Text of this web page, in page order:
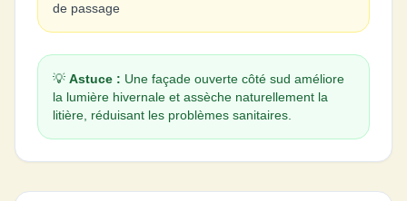
de passage
💡 Astuce : Une façade ouverte côté sud améliore
la lumière hivernale et assèche naturellement la
litière, réduisant les problèmes sanitaires.